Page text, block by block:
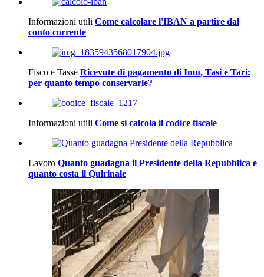
Informazioni utili Come calcolare l'IBAN a partire dal
conto corrente
Fisco e Tasse Ricevute di pagamento di Imu, Tasi e Tari:
per quanto tempo conservarle?
Informazioni utili Come si calcola il codice fiscale
Lavoro Quanto guadagna il Presidente della Repubblica e
quanto costa il Quirinale